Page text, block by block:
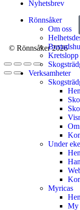
Nyhetsbrev
Rönnsåker
Om oss
Kretslopp
Verksamheter
Under
Myricas
My
© Rönnsåker 2026